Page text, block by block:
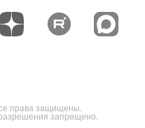
права защищены.
запрещено.